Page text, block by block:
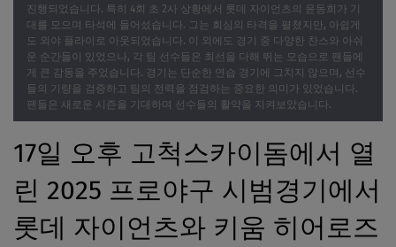
진행되었습니다. 특히 4회 초 2사 상황에서 롯데 자이언츠의 윤동희가 기
대를 모으며 타석에 들어섰습니다. 그는 회심의 타격을 펼쳤지만, 아쉽게
도 외야 플라이로 아웃되었습니다. 이 외에도 경기 중 다양한 찬스와 아쉬
운 순간들이 있었으나, 각 팀 선수들은 최선을 다해 뛰는 모습으로 팬들에
게 큰 감동을 주었습니다. 경기는 단순한 연습 경기에 그치지 않으며, 선수
들의 기량을 검증하고 팀의 전력을 점검하는 중요한 의미가 있었습니다.
팬들은 새로운 시즌을 기대하며 선수들의 활약을 지켜보았습니다.
17일 오후 고척스카이돔에서 열
린 2025 프로야구 시범경기에서
롯데 자이언츠와 키움 히어로즈